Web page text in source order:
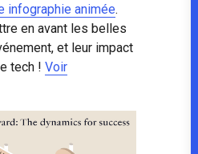
infographie animée.
en avant les belles
et leur impact
tech ! Voir